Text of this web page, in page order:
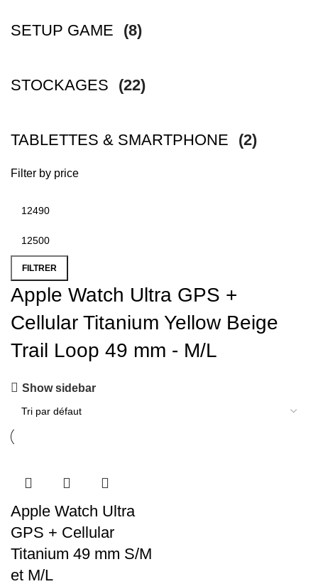
SETUP GAME (8)
STOCKAGES (22)
TABLETTES & SMARTPHONE (2)
Filter by price
FILTRER
Apple Watch Ultra GPS +
Cellular Titanium Yellow Beige
Trail Loop 49 mm - M/L
Show sidebar
Apple Watch Ultra
GPS + Cellular
Titanium 49 mm S/M
et M/L